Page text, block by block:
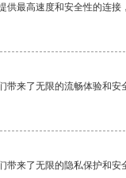
最高速度和安全性的连接
来了无限的流畅体验和安
来了无限的隐私保护和安